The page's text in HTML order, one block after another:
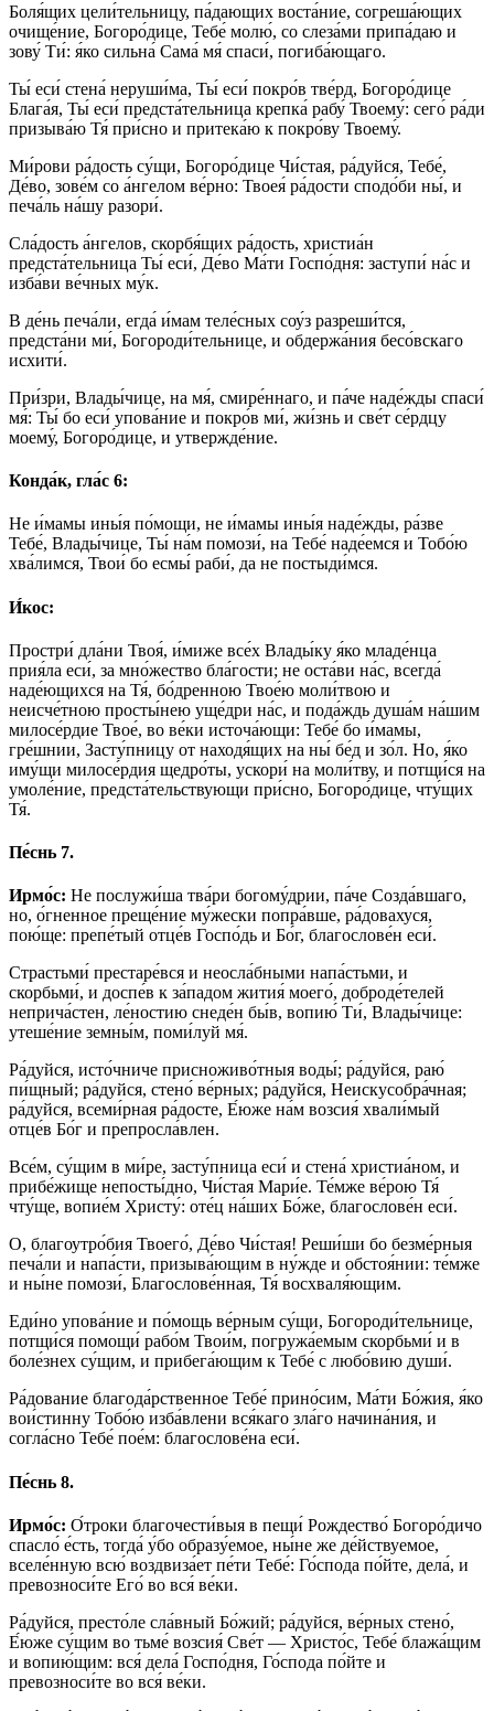
Боля́щих цели́тельницу, па́дающих воста́ние, согреша́ющих
очище́ние, Богоро́дице, Тебе́ молю́, со слеза́ми припа́даю и
зову́ Ти́: я́ко сильна́ Сама́ мя́ спаси́, погиба́ющаго.
Ты́ еси́ стена́ неруши́ма, Ты́ еси́ покро́в тве́рд, Богоро́дице
Блага́я, Ты́ еси́ предста́тельница крепка́ рабу́ Твоему́: сего́ ра́ди
призыва́ю Тя́ при́сно и притека́ю к покро́ву Твоему́.
Ми́рови ра́дость су́щи, Богоро́дице Чи́стая, ра́дуйся, Тебе́,
Де́во, зове́м со а́нгелом ве́рно: Твоея́ ра́дости сподо́би ны́, и
печа́ль на́шу разори́.
Сла́дость а́нгелов, скорбя́щих ра́дость, христиа́н
предста́тельница Ты́ еси́, Де́во Ма́ти Госпо́дня: заступи́ на́с и
изба́ви ве́чных му́к.
В де́нь печа́ли, егда́ и́мам теле́сных соу́з разреши́тся,
предста́ни ми́, Богороди́тельнице, и обдержа́ния бесо́вскаго
исхити́.
При́зри, Влады́чице, на мя́, смире́ннаго, и па́че наде́жды спаси́
мя́: Ты́ бо еси́ упова́ние и покро́в ми́, жи́знь и све́т се́рдцу
моему́, Богоро́дице, и утвержде́ние.
Конда́к, гла́с 6:
Не и́мамы ины́я по́мощи, не и́мамы ины́я наде́жды, ра́зве
Тебе́, Влады́чице, Ты́ на́м помози́, на Тебе́ наде́емся и Тобо́ю
хва́лимся, Твои́ бо есмы́ раби́, да не постыди́мся.
И́кос:
Простри́ дла́ни Твоя́, и́миже все́х Влады́ку я́ко младе́нца
прия́ла еси́, за мно́жество бла́гости; не оста́ви на́с, всегда́
наде́ющихся на Тя́, бо́дренною Твое́ю моли́твою и
неисче́тною просты́нею уще́дри на́с, и пода́ждь душа́м на́шим
милосе́рдие Твое́, во ве́ки источа́ющи: Тебе́ бо и́мамы,
гре́шнии, Засту́пницу от находя́щих на ны́ бе́д и зо́л. Но, я́ко
иму́щи милосе́рдия щедро́ты, ускори́ на моли́тву, и потщи́ся на
умоле́ние, предста́тельствующи при́сно, Богоро́дице, чту́щих
Тя́.
Пе́снь 7.
Ирмо́с: Не послужи́ша тва́ри богому́дрии, па́че Созда́вшаго,
но, о́гненное преще́ние му́жески попра́вше, ра́довахуся,
пою́ще: препе́тый отце́в Госпо́дь и Бо́г, благослове́н еси́.
Страстьми́ престаре́вся и неосла́бными напа́стьми, и
скорбьми́, и доспе́в к за́падом жития́ моего́, доброде́телей
неприча́стен, ле́ностию снеде́н бы́в, вопию́ Ти́, Влады́чице:
утеше́ние земны́м, поми́луй мя́.
Ра́дуйся, исто́чниче присноживо́тныя воды́; ра́дуйся, раю́
пи́щный; ра́дуйся, стено́ ве́рных; ра́дуйся, Неискусобра́чная;
ра́дуйся, всеми́рная ра́досте, Е́юже на́м возсия́ хвали́мый
отце́в Бо́г и препросла́влен.
Все́м, су́щим в ми́ре, засту́пница еси́ и стена́ христиа́ном, и
прибе́жище непосты́дно, Чи́стая Мари́е. Те́мже ве́рою Тя́
чту́ще, вопие́м Христу́: оте́ц на́ших Бо́же, благослове́н еси́.
О, благоутро́бия Твоего́, Де́во Чи́стая! Реши́ши бо безме́рныя
печа́ли и напа́сти, призыва́ющим в ну́жде и обстоя́нии: те́мже
и ны́не помози́, Благослове́нная, Тя́ восхваля́ющим.
Еди́но упова́ние и по́мощь ве́рным су́щи, Богороди́тельнице,
потщи́ся помощи́ рабо́м Твои́м, погружа́емым скорбьми́ и в
боле́знех су́щим, и прибега́ющим к Тебе́ с любо́вию души́.
Ра́дование благода́рственное Тебе́ прино́сим, Ма́ти Бо́жия, я́ко
вои́стинну Тобо́ю изба́влени вся́каго зла́го начина́ния, и
согла́сно Тебе́ пое́м: благослове́на еси́.
Пе́снь 8.
Ирмо́с: О́троки благочести́выя в пещи́ Рождество́ Богоро́дичо
спасло́ е́сть, тогда́ у́бо образу́емое, ны́не же де́йствуемое,
вселе́нную всю́ воздвиза́ет пе́ти Тебе́: Го́спода по́йте, дела́, и
превозноси́те Его́ во вся́ ве́ки.
Ра́дуйся, престо́ле сла́вный Бо́жий; ра́дуйся, ве́рных стено́,
Е́юже су́щим во тьме́ возсия́ Све́т — Христо́с, Тебе́ блажа́щим
и вопию́щим: вся́ дела́ Госпо́дня, Го́спода по́йте и
превозноси́те во вся́ ве́ки.